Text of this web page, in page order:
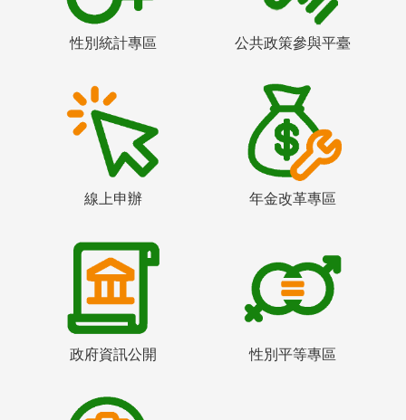
性別統計專區 公共政策參與平臺
線上申辦 年金改革專區
政府資訊公開 性別平等專區